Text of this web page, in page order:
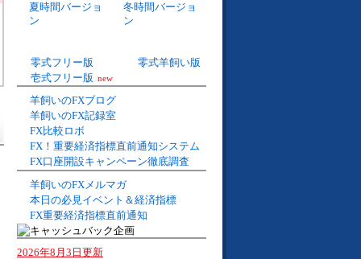
夏時間バージョ
ン
冬時間バージョ
ン
零式フリー版
零式羊飼い版
壱式フリー版 new
羊飼いのFXブログ
羊飼いのFX記録室
FX比較ロボ
FX！重要経済指標直前通知システム
FX口座開設キャンペーン徹底調査
羊飼いのFXメルマガ
本日の必見イベント＆経済指標
FX重要経済指標直前通知
2026年8月3日更新